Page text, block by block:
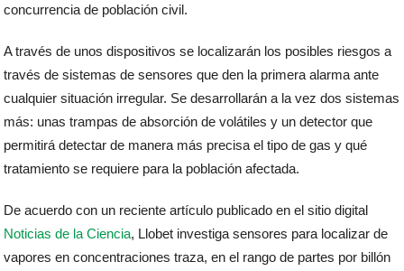
concurrencia de población civil.
A través de unos dispositivos se localizarán los posibles riesgos a
través de sistemas de sensores que den la primera alarma ante
cualquier situación irregular. Se desarrollarán a la vez dos sistemas
más: unas trampas de absorción de volátiles y un detector que
permitirá detectar de manera más precisa el tipo de gas y qué
tratamiento se requiere para la población afectada.
De acuerdo con un reciente artículo publicado en el sitio digital
Noticias de la Ciencia, Llobet investiga sensores para localizar de
vapores en concentraciones traza, en el rango de partes por billón